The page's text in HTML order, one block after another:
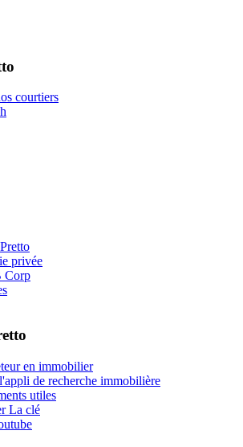
courtiers
privée
Corp
en immobilier
de recherche immobilière
utiles
La clé